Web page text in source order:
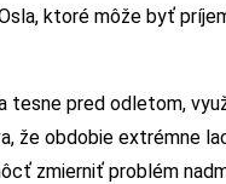
ktoré môže byť
tesne pred odletom,
že obdobie extrémne
zmierniť problém